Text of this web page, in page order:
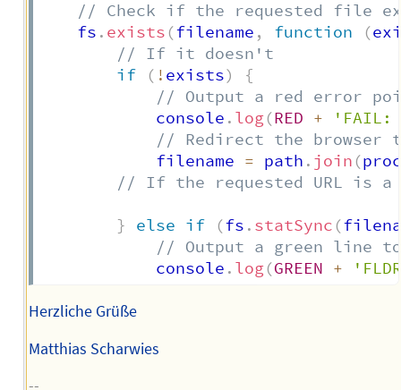
// Check if the requested file
    fs
. exists (filename , function (
// If it doesn't
if
( ! exists)
{
// Output a red error
            console
. log(RED +
// Redirect the browser
            filename
= path . join (
// If the requested URL is
} else if (fs . statSync (
// Output a green line to
            console
. log(GREEN +
Herzliche Grüße
Matthias Scharwies
--